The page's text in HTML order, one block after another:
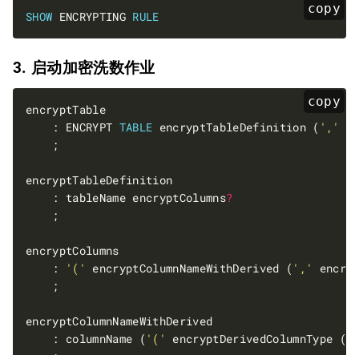
copy
SHOW ENCRYPTING RULE
3. 启动加密洗数作业
copy
encryptTable
    : ENCRYPT
TABLE encryptTableDefinition ( ','
    : tableName encryptColumns
?
    :
'(' encryptColumnNameWithDerived ( ','
    : columnName (
'(' encryptDerivedColumnType (